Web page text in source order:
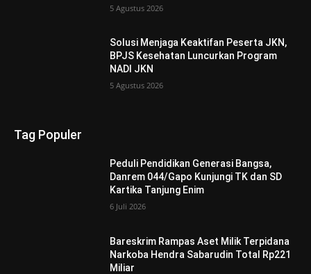
5 Agustus 2026
Solusi Menjaga Keaktifan Peserta JKN,
BPJS Kesehatan Luncurkan Program
NADI JKN
5 Agustus 2026
Tag Populer
Peduli Pendidikan Generasi Bangsa,
Danrem 044/Gapo Kunjungi TK dan SD
Kartika Tanjung Enim
6 Juli 2026
Bareskrim Rampas Aset Milik Terpidana
Narkoba Hendra Sabarudin Total Rp221
Miliar